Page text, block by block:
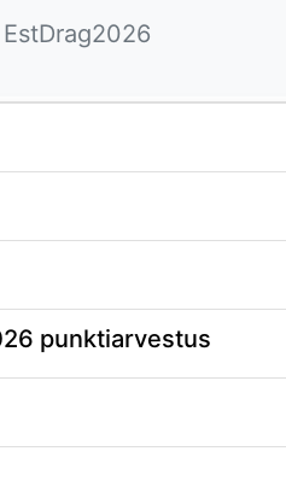
| EstDrag2026
punktiarvestus